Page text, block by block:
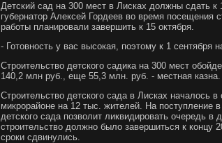
Детский сад на 300 мест в Лисках должны сдать к
губернатор Алексей Гордеев во время посещения
работы планировали завершить к 15 октября.
- Готовность у вас высокая, поэтому к 1 сентября
Строительство детского садика на 300 мест
140,2 млн руб., еще 55,3 млн. руб. - местная казна.
Строительство детского сада в Лисках началось
микрорайоне на 12 тыс. жителей. На поступление
детского сада позволит ликвидировать очередь
строительство должно было завершиться к концу
сроки сдвинулись.